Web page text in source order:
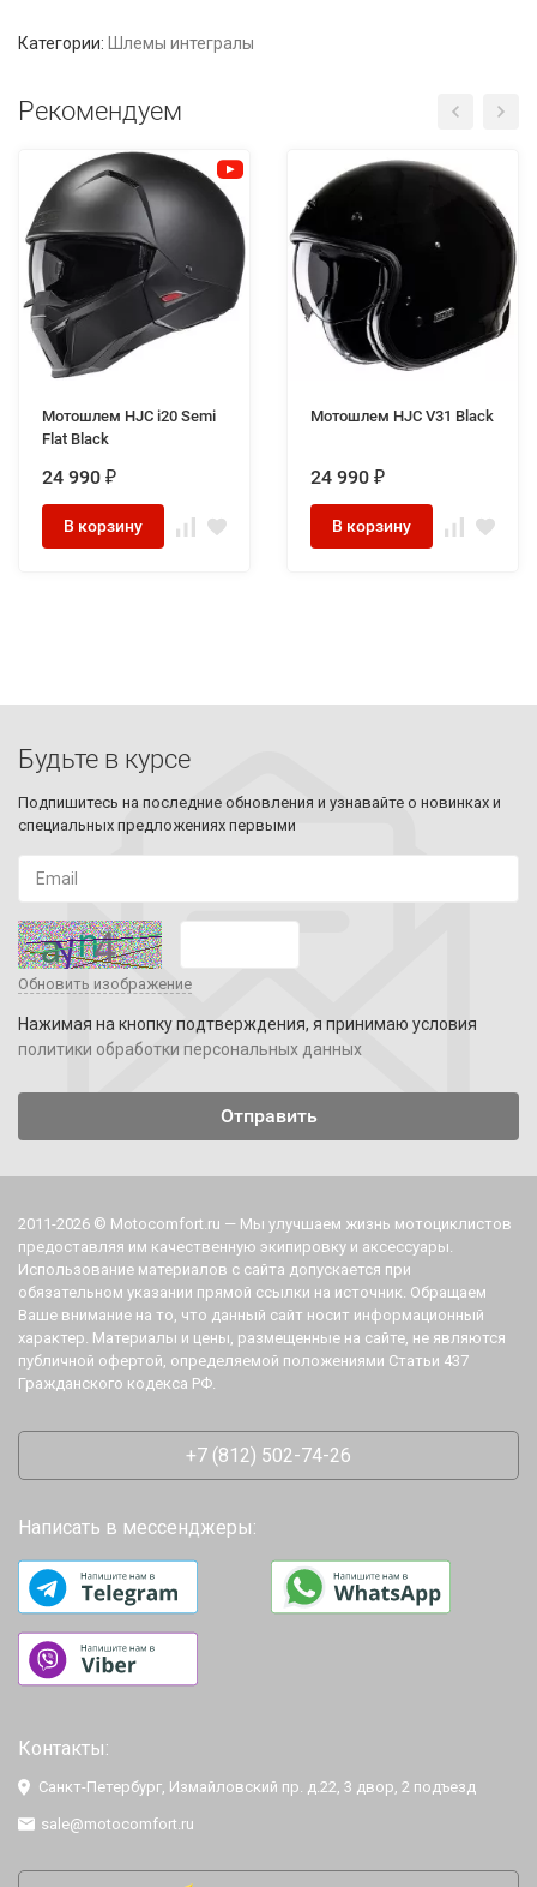
Категории: Шлемы интегралы
Рекомендуем
Мотошлем HJC i20 Semi
Flat Black
24 990 ₽
В корзину
Мотошлем HJC V31 Black
24 990 ₽
В корзину
Будьте в курсе
Подпишитесь на последние обновления и узнавайте о новинках и
специальных предложениях первыми
Обновить изображение
Нажимая на кнопку подтверждения, я принимаю условия
политики обработки персональных данных
2011-2026 © Motocomfort.ru — Мы улучшаем жизнь мотоциклистов
предоставляя им качественную экипировку и аксессуары.
Использование материалов с сайта допускается при
обязательном указании прямой ссылки на источник. Обращаем
Ваше внимание на то, что данный сайт носит информационный
характер. Материалы и цены, размещенные на сайте, не являются
публичной офертой, определяемой положениями Статьи 437
Гражданского кодекса РФ.
+7 (812) 502-74-26
Написать в мессенджеры:
Контакты:
Санкт-Петербург, Измайловский пр. д.22, 3 двор, 2 подъезд
sale@motocomfort.ru